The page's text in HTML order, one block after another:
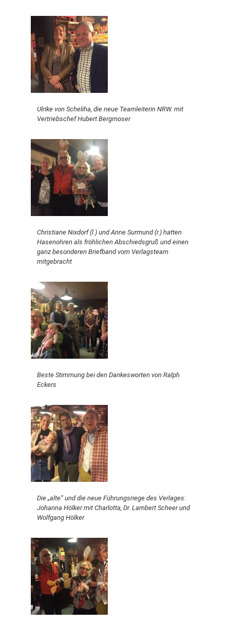
Ulrike von Scheliha, die neue Teamleiterin NRW. mit
Vertriebschef Hubert Bergmoser
Christiane Nixdorf (l.) und Anne Surmund (r.) hatten
Hasenohren als fröhlichen Abschiedsgruß und einen
ganz besonderen Briefband vom Verlagsteam
mitgebracht
Beste Stimmung bei den Dankesworten von Ralph
Eckers
Die „alte“ und die neue Führungsriege des Verlages:
Johanna Hölker mit Charlotta, Dr. Lambert Scheer und
Wolfgang Hölker